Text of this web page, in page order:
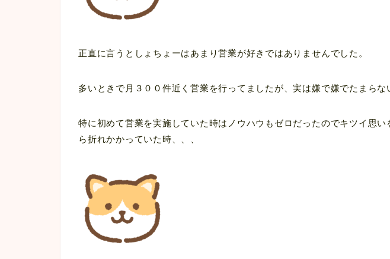
正直に言うとしょちょーはあまり営業が好きではありませんでした。
多いときで月３００件近く営業を行ってましたが、実は嫌で嫌でたまらな
特に初めて営業を実施していた時はノウハウもゼロだったのでキツイ思
ら折れかかっていた時、、、